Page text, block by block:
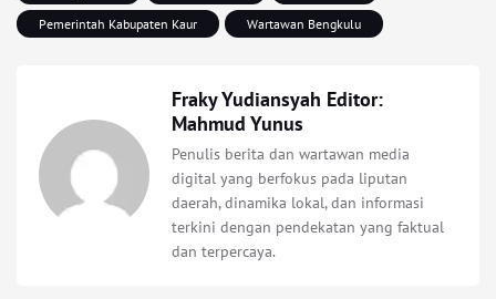
Pemerintah Kabupaten Kaur
Wartawan Bengkulu
Fraky Yudiansyah Editor:
Mahmud Yunus
Penulis berita dan wartawan media
digital yang berfokus pada liputan
daerah, dinamika lokal, dan informasi
terkini dengan pendekatan yang faktual
dan terpercaya.